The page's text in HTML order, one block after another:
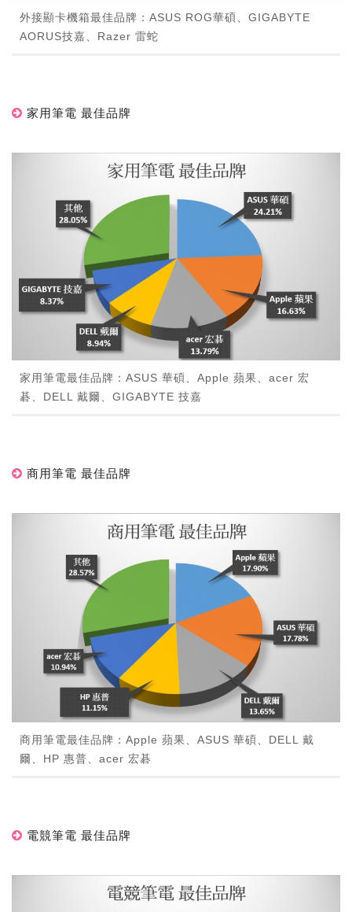
外接顯卡機箱最佳品牌：ASUS ROG華碩、GIGABYTE
AORUS技嘉、Razer 雷蛇
家用筆電 最佳品牌
家用筆電最佳品牌：ASUS 華碩、Apple 蘋果、acer 宏
碁、DELL 戴爾、GIGABYTE 技嘉
商用筆電 最佳品牌
商用筆電最佳品牌：Apple 蘋果、ASUS 華碩、DELL 戴
爾、HP 惠普、acer 宏碁
電競筆電 最佳品牌